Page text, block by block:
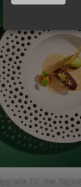
für das